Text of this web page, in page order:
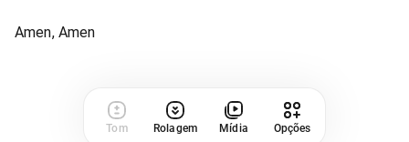
Amen, Amen
Tom Rolagem Mídia Opções